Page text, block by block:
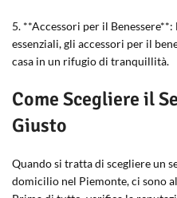
5. **Accessori per il
essenziali, gli accessori per il
casa in un rifugio di tranquillità.
Come Scegliere il
Giusto
Quando si tratta di scegliere un
domicilio nel Piemonte, ci sono